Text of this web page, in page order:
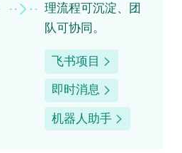
理流程可沉淀、团
队可协同。
飞书项目
即时消息
机器人助手